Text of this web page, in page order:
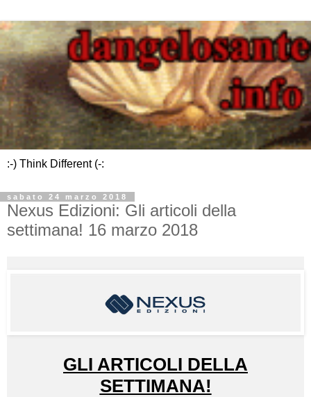
:-) Think Different (-:
sabato 24 marzo 2018
Nexus Edizioni: Gli articoli della
settimana! 16 marzo 2018
GLI ARTICOLI DELLA
SETTIMANA!